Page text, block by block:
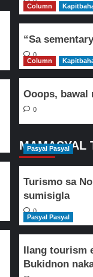
Column
“Sa
0
Column
Ooops, bawal
0
MAMASYAL
Pasyal Pasyal
Turismo sa
sumisigla
0
Pasyal Pasyal
Ilang tourism
Bukidnon